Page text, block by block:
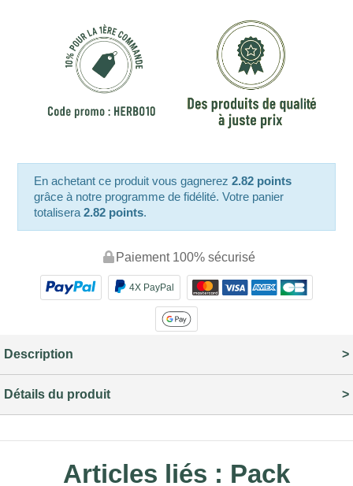
En achetant ce produit vous gagnerez2.82 points
grâce à notre programme de fidélité. Votre panier
totalisera2.82 points.
Paiement 100% sécurisé
4X PayPal
Description
Détails du produit
Articles liés : Pack